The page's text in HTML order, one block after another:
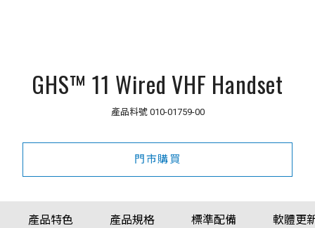
GHS™ 11 Wired VHF Handset
產品料號 010-01759-00
門市購買
產品特色 產品規格 標準配備 軟體更